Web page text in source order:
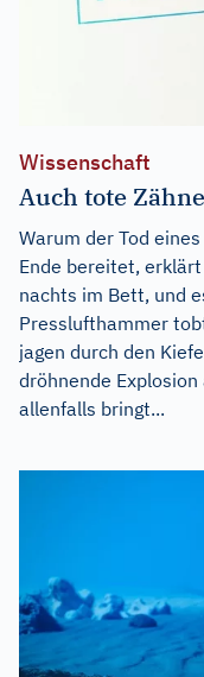
Wissenschaft
Auch tote
Warum der Tod
Ende bereitet,
nachts im Bett, und
Presslufthammer
jagen durch den
dröhnende
allenfalls bringt...